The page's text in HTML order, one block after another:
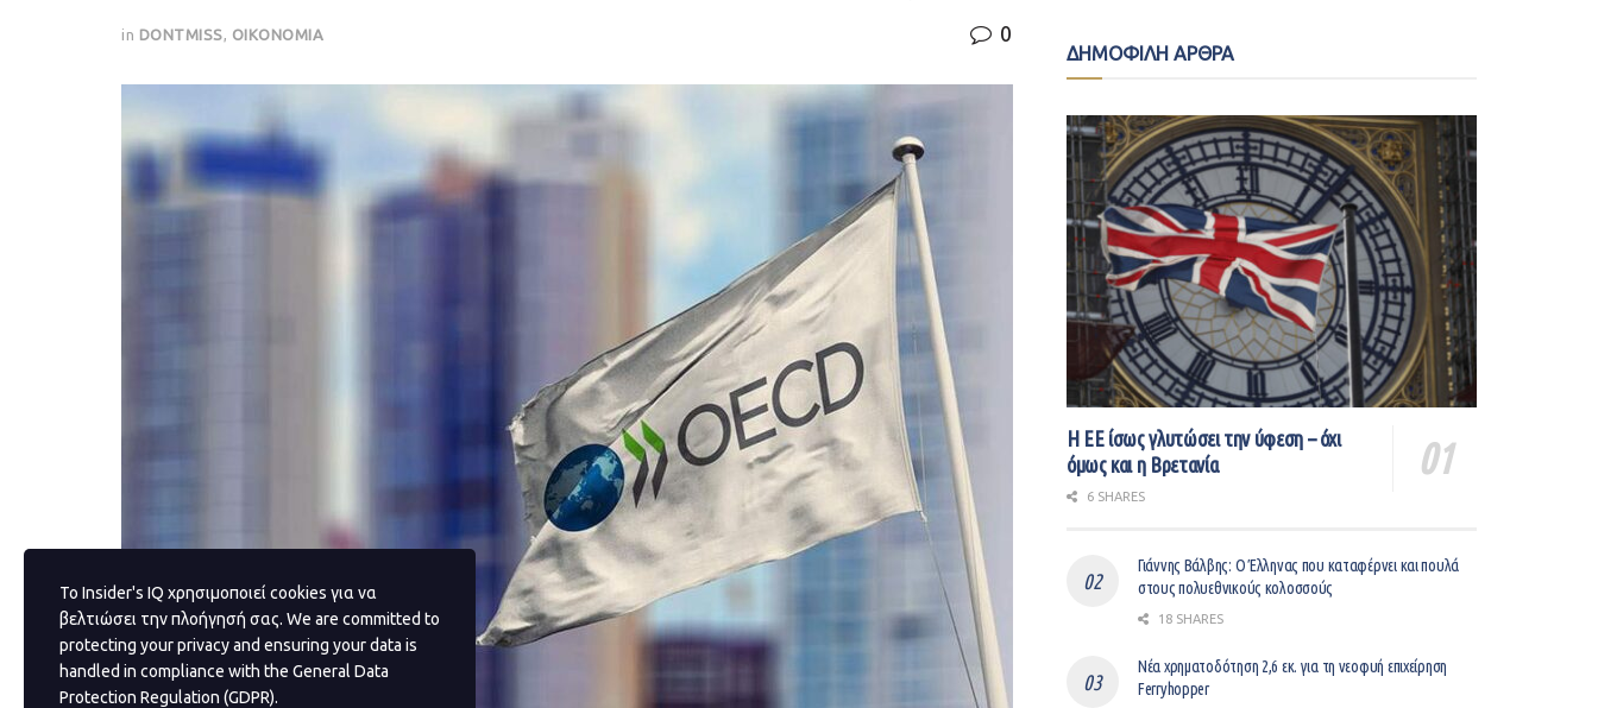
in DONTMISS ΟΙΚΟΝΟΜΙΑ 0
ΔΗΜΟΦΙΛΗ ΑΡΘΡΑ
Η ΕΕ ίσως γλυτώσει την ύφεση – όχι
όμως και η Βρετανία
6 SHARES
Γιάννης Βάλβης: O Έλληνας που καταφέρνει και πουλά
στους πολυεθνικούς κολοσσούς
18 SHARES
Νέα χρηματοδότηση 2,6 εκ. για τη νεοφυή επιχείρηση
Ferryhopper
Το Insider's IQ χρησιμοποιεί cookies για να
βελτιώσει την πλοήγησή σας. We are committed to
protecting your privacy and ensuring your data is
handled in compliance with the General Data
Protection Regulation (GDPR).